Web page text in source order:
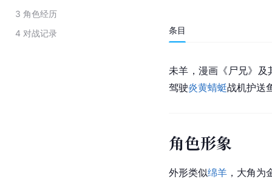
3 角色经历
4 对战记录 条目
未羊，漫画《 尸兄》及
驾驶炎黄蜻蜓战机护送
角色形象
外形类似绵羊 ，大角